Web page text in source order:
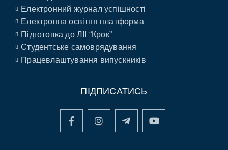
Електронний журнал успішності
Електронна освітня платформа
Підготовка до ЛІІ “Крок”
Студентське самоврядування
Працевлаштування випускників
ПІДПИСАТИСЬ